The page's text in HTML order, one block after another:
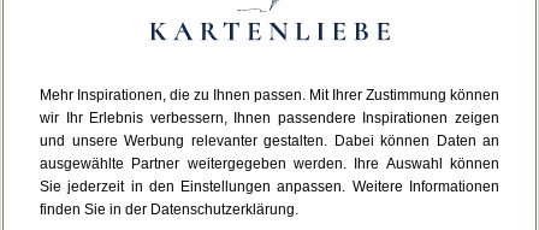
Mehr Inspirationen, die zu Ihnen passen. Mit Ihrer Zustimmung können
wir Ihr Erlebnis verbessern, Ihnen passendere Inspirationen zeigen
und unsere Werbung relevanter gestalten. Dabei können Daten an
ausgewählte Partner weitergegeben werden. Ihre Auswahl können
Sie jederzeit in den Einstellungen anpassen. Weitere Informationen
finden Sie in der Datenschutzerklärung.